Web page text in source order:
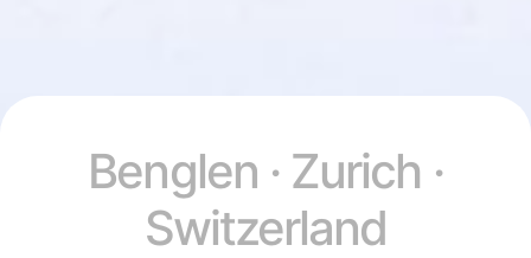
Benglen · Zurich ·
Switzerland